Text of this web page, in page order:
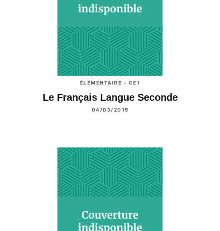
ÉLÉMENTAIRE - CE1
Le Français Langue Seconde
04/03/2015